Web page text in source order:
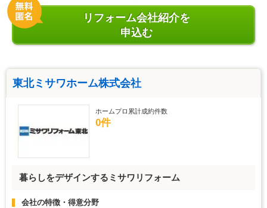
リフォーム会社紹介を
申込む
東北ミサワホーム株式会社
ホームプロ累計成約件数
0件
暮らしをデザインするミサワリフォーム
会社の特徴・得意分野